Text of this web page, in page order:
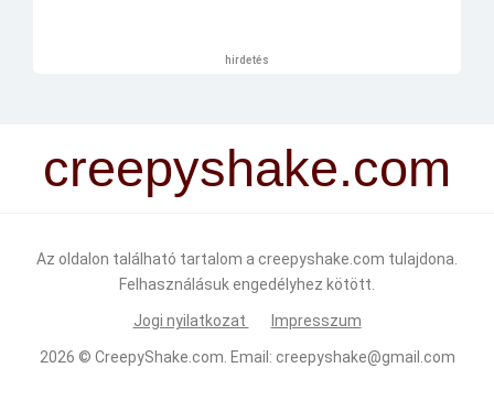
hirdetés
creepyshake.com
Az oldalon található tartalom a creepyshake.com tulajdona.
Felhasználásuk engedélyhez kötött.
Jogi nyilatkozat Impresszum
2026 © CreepyShake.com. Email: creepyshake@gmail.com